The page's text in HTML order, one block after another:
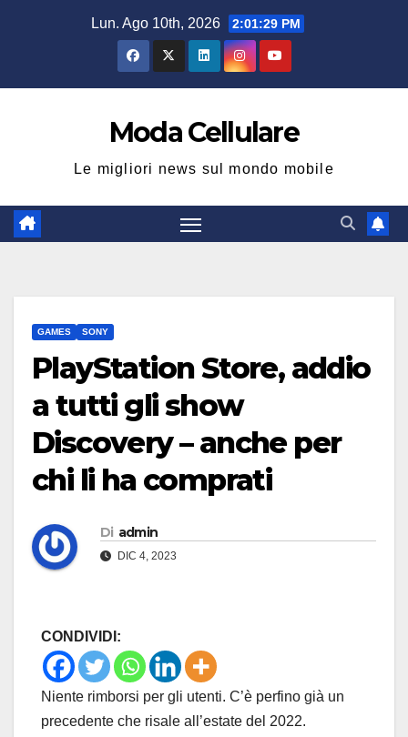
Lun. Ago 10th, 2026 2:01:30 PM
Moda Cellulare
Le migliori news sul mondo mobile
GAMES SONY
PlayStation Store, addio
a tutti gli show
Discovery – anche per
chi li ha comprati
Di admin
DIC 4, 2023
CONDIVIDI:
Niente rimborsi per gli utenti. C’è perfino già un
precedente che risale all’estate del 2022.